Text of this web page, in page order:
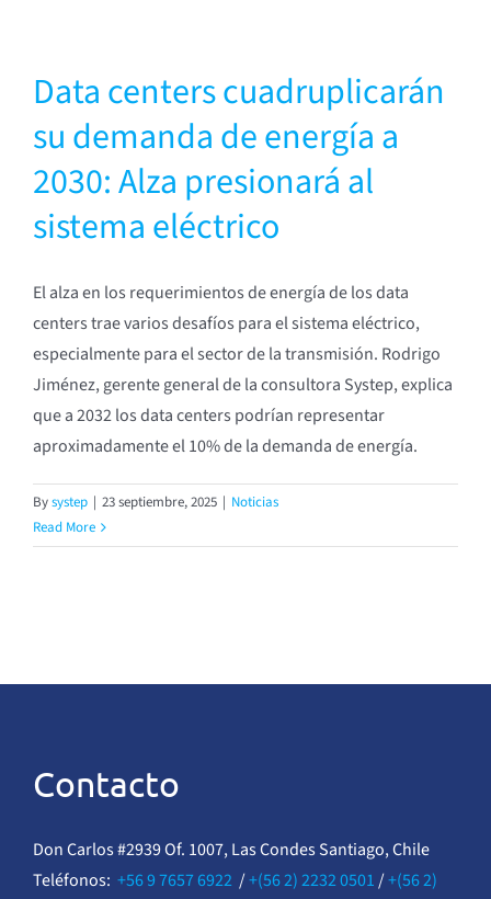
Data centers cuadruplicarán
su demanda de energía a
2030: Alza presionará al
sistema eléctrico
El alza en los requerimientos de energía de los data
centers trae varios desafíos para el sistema eléctrico,
especialmente para el sector de la transmisión. Rodrigo
Jiménez, gerente general de la consultora Systep, explica
que a 2032 los data centers podrían representar
aproximadamente el 10% de la demanda de energía.
Bysystep | 23 septiembre, 2025 | Noticias
Read More
Contacto
Don Carlos #2939 Of. 1007, Las Condes Santiago, Chile
Teléfonos: +56 9 7657 6922/+(56 2) 2232 0501/+(56 2)